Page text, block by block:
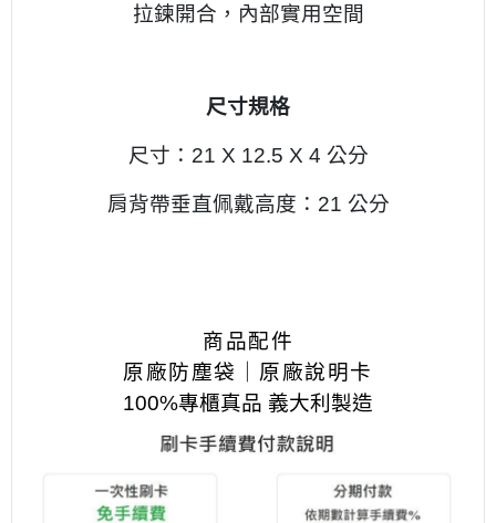
拉鍊開合，內部實用空間
尺寸規格
尺寸：21 X 12.5 X 4 公分
肩背帶垂直佩戴高度：21 公分
商品配件
原廠防塵袋｜原廠說明卡
100%專櫃真品 義大利製造